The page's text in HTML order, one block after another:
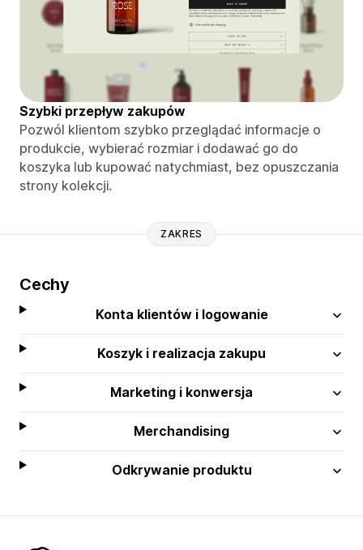
Szybki przepływ zakupów
Pozwól klientom szybko przeglądać informacje o
produkcie, wybierać rozmiar i dodawać go do
koszyka lub kupować natychmiast, bez opuszczania
strony kolekcji.
ZAKRES
Cechy
Konta klientów i logowanie
Koszyk i realizacja zakupu
Marketing i konwersja
Merchandising
Odkrywanie produktu